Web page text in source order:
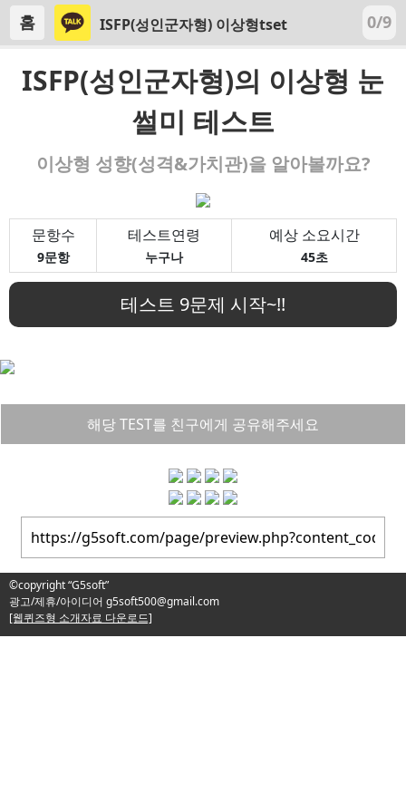
홈 ISFP(성인군자형) 이상형tset 0/9
ISFP(성인군자형)의 이상형 눈
썰미 테스트
이상형 성향(성격&가치관)을 알아볼까요?
문항수
9문항
테스트연령
누구나
예상 소요시간
45초
테스트 9문제 시작~!!
해당 TEST를 친구에게 공유해주세요
©copyright “G5soft”
광고/제휴/아이디어 g5soft500@gmail.com
[웹퀴즈형 소개자료 다운로드]